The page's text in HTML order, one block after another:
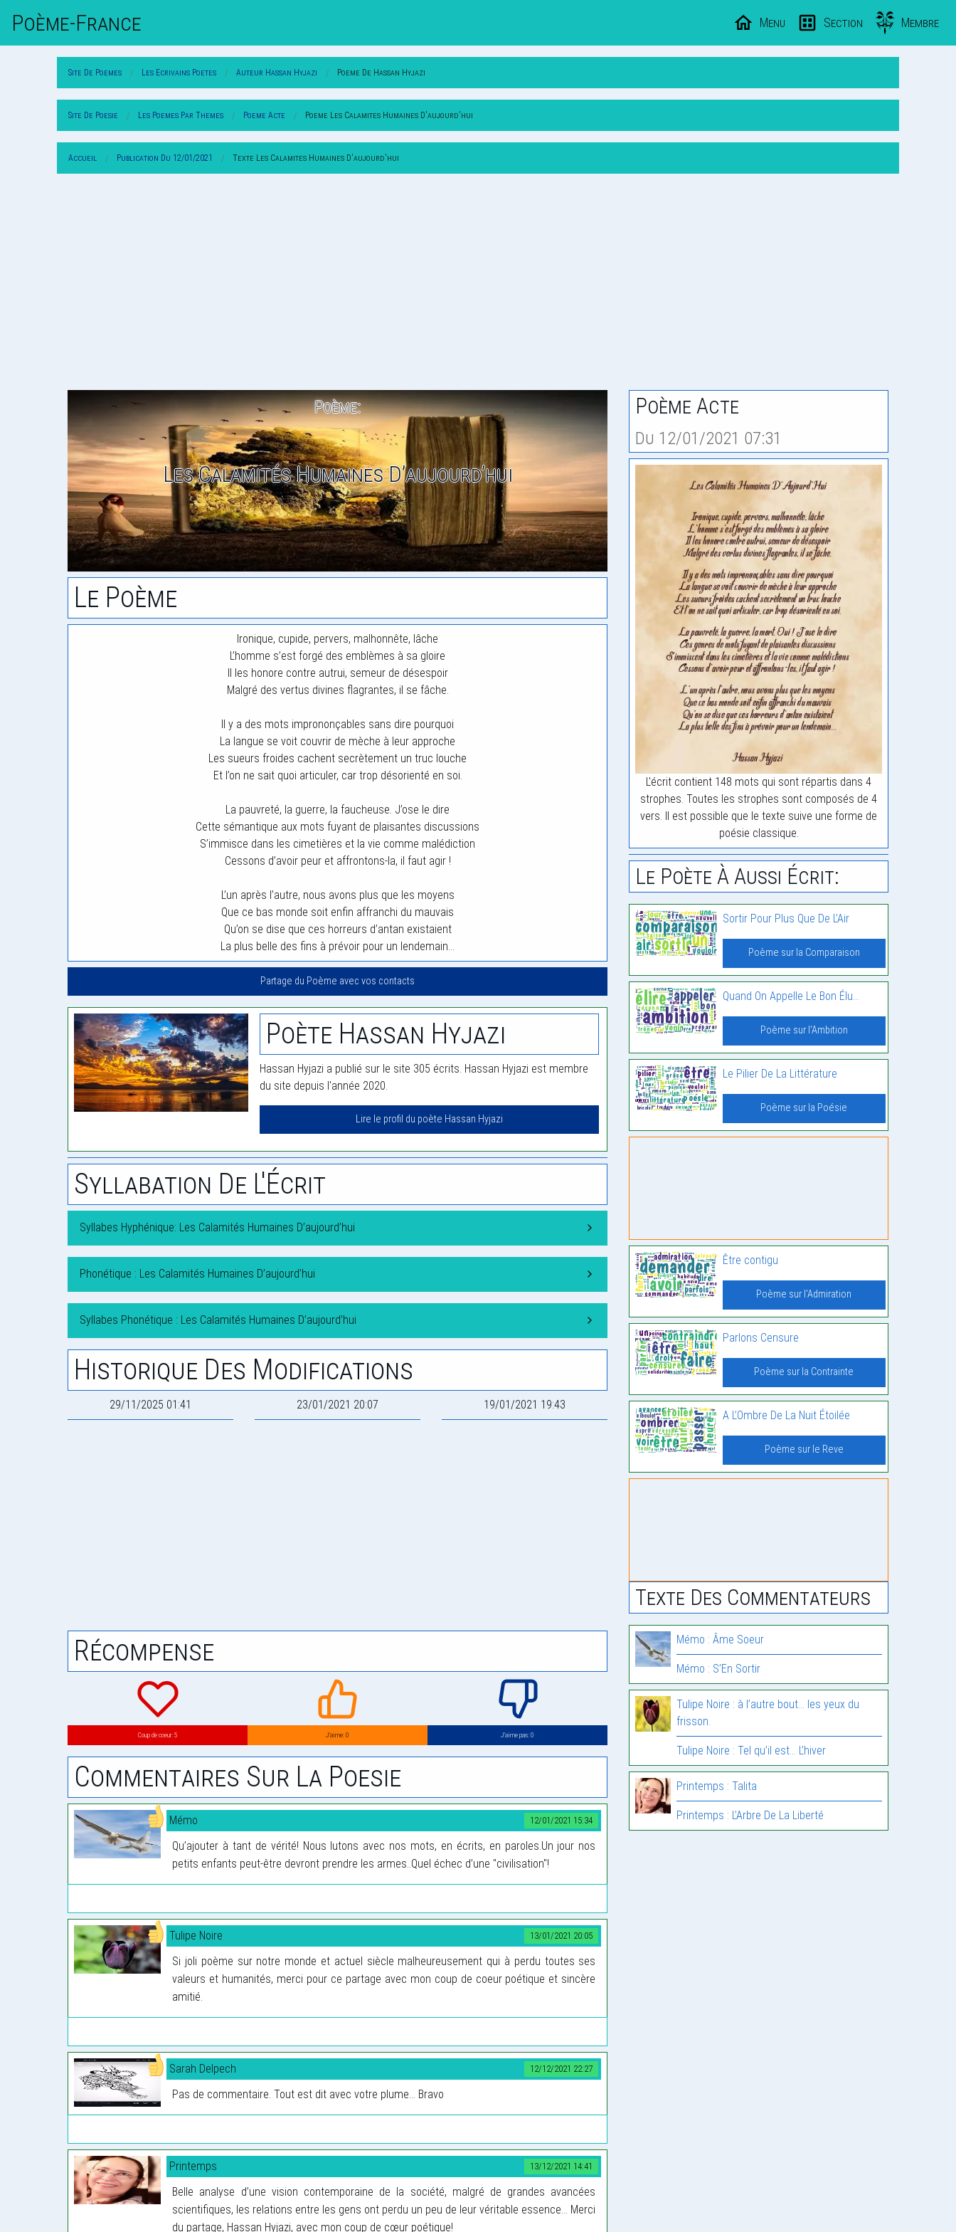
Poème-FrAnce Menu Section Membre
Site De Poemes Les Ecrivains Poetes Auteur Hassan Hyjazi Poeme De Hassan Hyjazi
Site De Poesie Les Poemes Par Themes Poeme Acte Poeme Les Calamites Humaines D'aujourd'hui
Accueil Publication Du 12/01/2021 Texte Les Calamites Humaines D'aujourd'hui
Poème:
Les Calamités Humaines D’aujourd’hui
Le Poème
Ironique, cupide, pervers, malhonnête, lâche
L’homme s’est forgé des emblèmes à sa gloire
Il les honore contre autrui, semeur de désespoir
Malgré des vertus divines flagrantes, il se fâche.
Il y a des mots imprononçables sans dire pourquoi
La langue se voit couvrir de mèche à leur approche
Les sueurs froides cachent secrètement un truc louche
Et l’on ne sait quoi articuler, car trop désorienté en soi.
La pauvreté, la guerre, la faucheuse. J’ose le dire
Cette sémantique aux mots fuyant de plaisantes discussions
S’immisce dans les cimetières et la vie comme malédiction
Cessons d’avoir peur et affrontons-la, il faut agir !
L’un après l’autre, nous avons plus que les moyens
Que ce bas monde soit enfin affranchi du mauvais
Qu’on se dise que ces horreurs d’antan existaient
La plus belle des fins à prévoir pour un lendemain…
Partage du Poème avec vos contacts
Poète Hassan Hyjazi
Hassan Hyjazi a publié sur le site 305 écrits. Hassan Hyjazi est membre
du site depuis l'année 2020.
Lire le profil du poète Hassan Hyjazi
Syllabation De L'Écrit
Syllabes Hyphénique: Les Calamités Humaines D’aujourd’hui
Phonétique : Les Calamités Humaines D’aujourd’hui
Syllabes Phonétique : Les Calamités Humaines D’aujourd’hui
Historique Des Modifications
29/11/2025 01:41 23/01/2021 20:07 19/01/2021 19:43
Récompense
Coup de coeur: 5 J’aime: 0 J’aime pas: 0
Commentaires Sur La Poesie
12/01/2021 15:34
Mémo
Qu’ajouter à tant de vérité! Nous lutons avec nos mots, en écrits, en paroles.Un jour nos
petits enfants peut-être devront prendre les armes..Quel échec d’une "civilisation"!
13/01/2021 20:05
Tulipe Noire
Si joli poème sur notre monde et actuel siècle malheureusement qui à perdu toutes ses
valeurs et humanités, merci pour ce partage avec mon coup de coeur poétique et sincère
amitié.
12/12/2021 22:27
Sarah Delpech
Pas de commentaire. Tout est dit avec votre plume… Bravo
13/12/2021 14:41
Printemps
Belle analyse d’une vision contemporaine de la société, malgré de grandes avancées
scientifiques, les relations entre les gens ont perdu un peu de leur véritable essence… Merci
du partage, Hassan Hyjazi, avec mon coup de cœur poétique!
Poème Acte
Du 12/01/2021 07:31
L'écrit contient 148 mots qui sont répartis dans 4
strophes. Toutes les strophes sont composés de 4
vers. Il est possible que le texte suive une forme de
poésie classique.
Le Poète À Aussi Écrit:
Sortir Pour Plus Que De L’Air
Poème sur la Comparaison
Quand On Appelle Le Bon Élu…
Poème sur l'Ambition
Le Pilier De La Littérature
Poème sur la Poésie
Être contigu
Poème sur l'Admiration
Parlons Censure
Poème sur la Contrainte
A L’Ombre De La Nuit Étoilée
Poème sur le Reve
Texte Des Commentateurs
Mémo : Âme Soeur
Mémo : S’En Sortir
Tulipe Noire : à l’autre bout… les yeux du
frisson.
Tulipe Noire : Tel qu’il est… L’hiver
Printemps : Talita
Printemps : L’Arbre De La Liberté